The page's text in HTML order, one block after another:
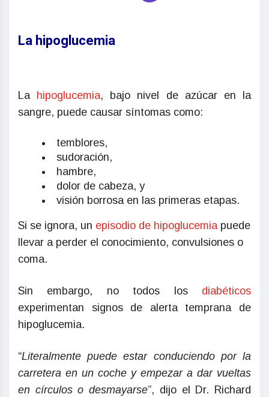
La hipoglucemia
La hipoglucemia, bajo nivel de azúcar en la
sangre, puede causar síntomas como:
temblores,
sudoración,
hambre,
dolor de cabeza, y
visión borrosa en las primeras etapas.
Si se ignora, un episodio de hipoglucemiapuede
llevar a perder el conocimiento, convulsiones o
coma.
Sin embargo, no todos los diabéticos
experimentan signos de alerta temprana de
hipoglucemia.
“Literalmente puede estar conduciendo por la
carretera en un coche y empezar a dar vueltas
en círculos o desmayarse”, dijo el Dr. Richard